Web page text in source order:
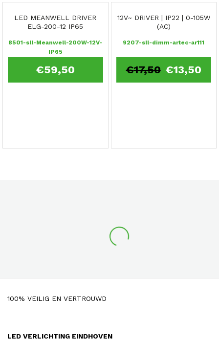
LED MEANWELL DRIVER
ELG-200-12 IP65
8501-sll-Meanwell-200W-12V-
IP65
€59,50
12V~ DRIVER | IP22 | 0-105W
(AC)
9207-sll-dimm-artec-ar111
€13,50
€17,50
LED VERLICHTING EINDHOVEN
100% VEILIG EN VERTROUWD